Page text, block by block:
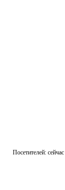
Посетителей: сейчас